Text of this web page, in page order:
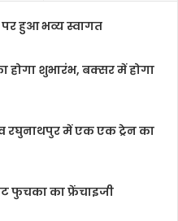
हुआ भव्य स्वागत
शुभारंभ, बक्सर में होगा
रघुनाथपुर में एक एक ट्रेन का
फुचका का फ्रेंचाइजी